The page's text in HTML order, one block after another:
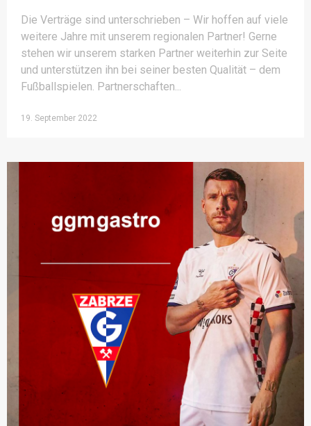
Die Verträge sind unterschrieben – Wir hoffen auf viele
weitere Jahre mit unserem regionalen Partner! Gerne
stehen wir unserem starken Partner weiterhin zur Seite
und unterstützen ihn bei seiner besten Qualität – dem
Fußballspielen. Partnerschaften
19. September 2022